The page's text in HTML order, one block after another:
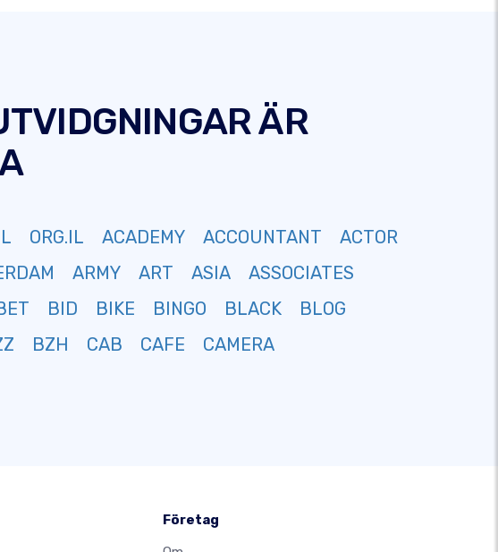
ÄR
ORG.IL ACADEMY ACCOUNTANT
ACTOR
ARMY ART ASIA
ASSOCIATES
BID BIKE BINGO BLACK
BLOG
BZH CAB CAFE CAMERA
Företag